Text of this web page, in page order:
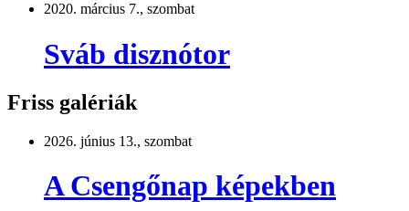
2020. március 7., szombat
Sváb disznótor
Friss galériák
2026. június 13., szombat
A Csengőnap képekben